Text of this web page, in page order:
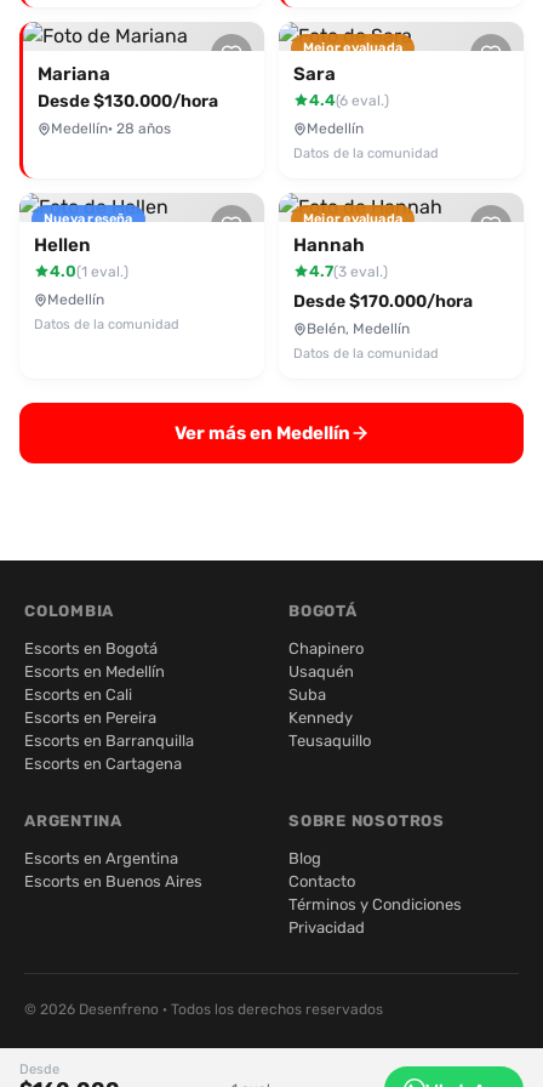
Mariana
Desde $130.000/hora
Medellín· 28 años
Mejor evaluada
Sara
4.4(6 eval.)
Medellín
Datos de la comunidad
Nueva reseña
Hellen
4.0(1 eval.)
Medellín
Datos de la comunidad
Mejor evaluada
Hannah
4.7(3 eval.)
Desde $170.000/hora
Belén, Medellín
Datos de la comunidad
Ver más en Medellín
Desde
COLOMBIA
Escorts en Bogotá
Escorts en Medellín
Escorts en Cali
Escorts en Pereira
Escorts en Barranquilla
Escorts en Cartagena
BOGOTÁ
Chapinero
Usaquén
Suba
Kennedy
Teusaquillo
ARGENTINA
Escorts en Argentina
Escorts en Buenos Aires
SOBRE NOSOTROS
Blog
Contacto
Términos y Condiciones
Privacidad
© 2026 Desenfreno · Todos los derechos reservados